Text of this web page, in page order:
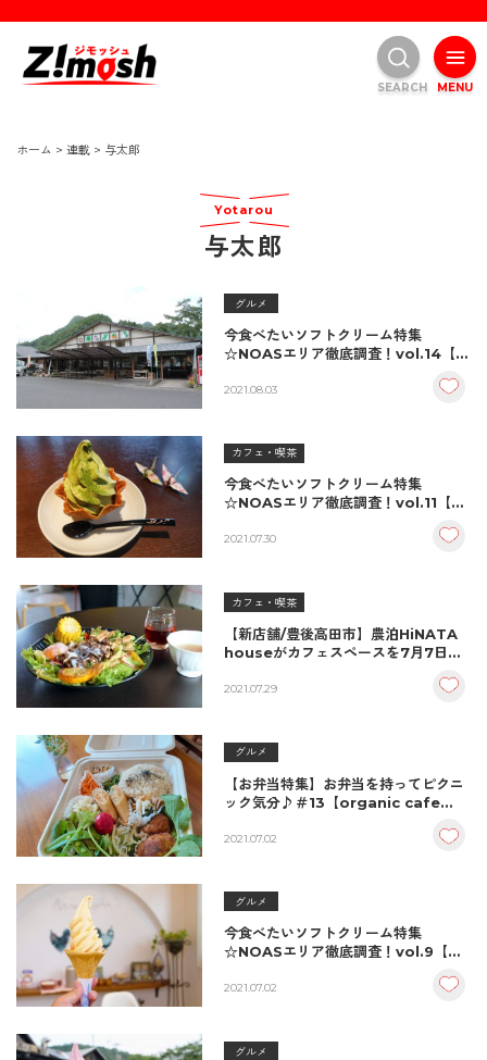
ホーム > 連載 > 与太郎
Yotarou
与太郎
グルメ
今食べたいソフトクリーム特集
☆NOASエリア徹底調査！vol.14【旬
2021.08.03
カフェ・喫茶
今食べたいソフトクリーム特集
☆NOASエリア徹底調査！vol.11【禅
2021.07.30
カフェ・喫茶
【新店舗/豊後高田市】農泊HiNATA
houseがカフェスペースを7月7日に
カフェ）
2021.07.29
グルメ
【お弁当特集】お弁当を持ってピクニ
ック気分♪＃13【organic cafe
2021.07.02
グルメ
今食べたいソフトクリーム特集
☆NOASエリア徹底調査！vol.9【た
2021.07.02
グルメ
MENU
SEARCH